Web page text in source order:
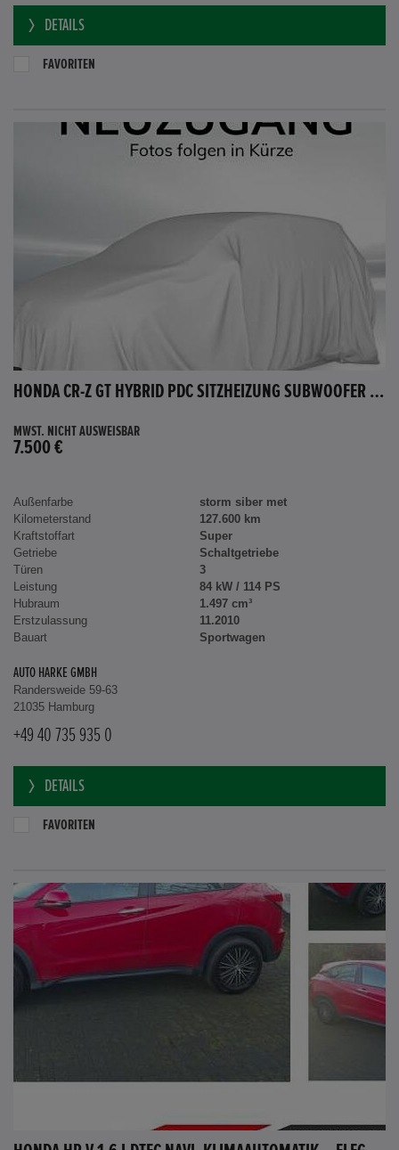
DETAILS
FAVORITEN
HONDA CR-Z GT HYBRID PDC SITZHEIZUNG SUBWOOFER BLUETOOTH
MWST. NICHT AUSWEISBAR
7.500 €
Außenfarbe
storm siber met
Kilometerstand
127.600 km
Kraftstoffart
Super
Getriebe
Schaltgetriebe
Türen
3
Leistung
84 kW / 114 PS
Hubraum
1.497 cm³
Erstzulassung
11.2010
Bauart
Sportwagen
AUTO HARKE GMBH
Randersweide 59-63
21035 Hamburg
+49 40 735 935 0
DETAILS
FAVORITEN